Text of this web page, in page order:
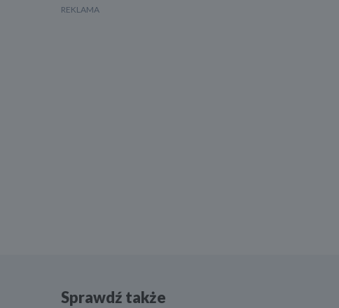
Sprawdź także